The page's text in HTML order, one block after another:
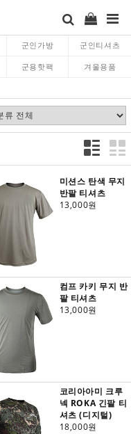
군인가방 군인티셔츠
군용핫팩 겨울용품
미션스 탄색 무지
반팔 티셔츠
13,000원
컴프 카키 무지 반
팔 티셔츠
13,000원
코리아아미 크루
넥 ROKA 긴팔 티
셔츠 (디지털)
18,000원